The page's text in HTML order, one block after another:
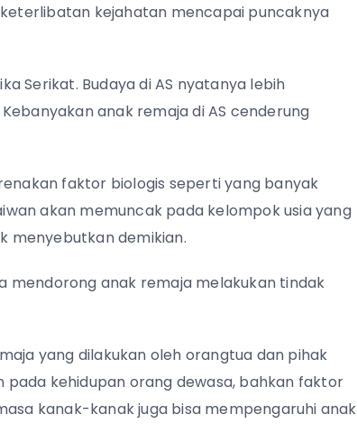
kejahatan mencapai puncaknya
Serikat. Budaya di AS nyatanya lebih
anak remaja di AS cenderung
faktor biologis seperti yang banyak
akan memuncak pada kelompok usia yang
menyebutkan demikian.
mendorong anak remaja melakukan tindak
yang dilakukan oleh orangtua dan pihak
kehidupan orang dewasa, bahkan faktor
kanak-kanak juga bisa mempengaruhi anak